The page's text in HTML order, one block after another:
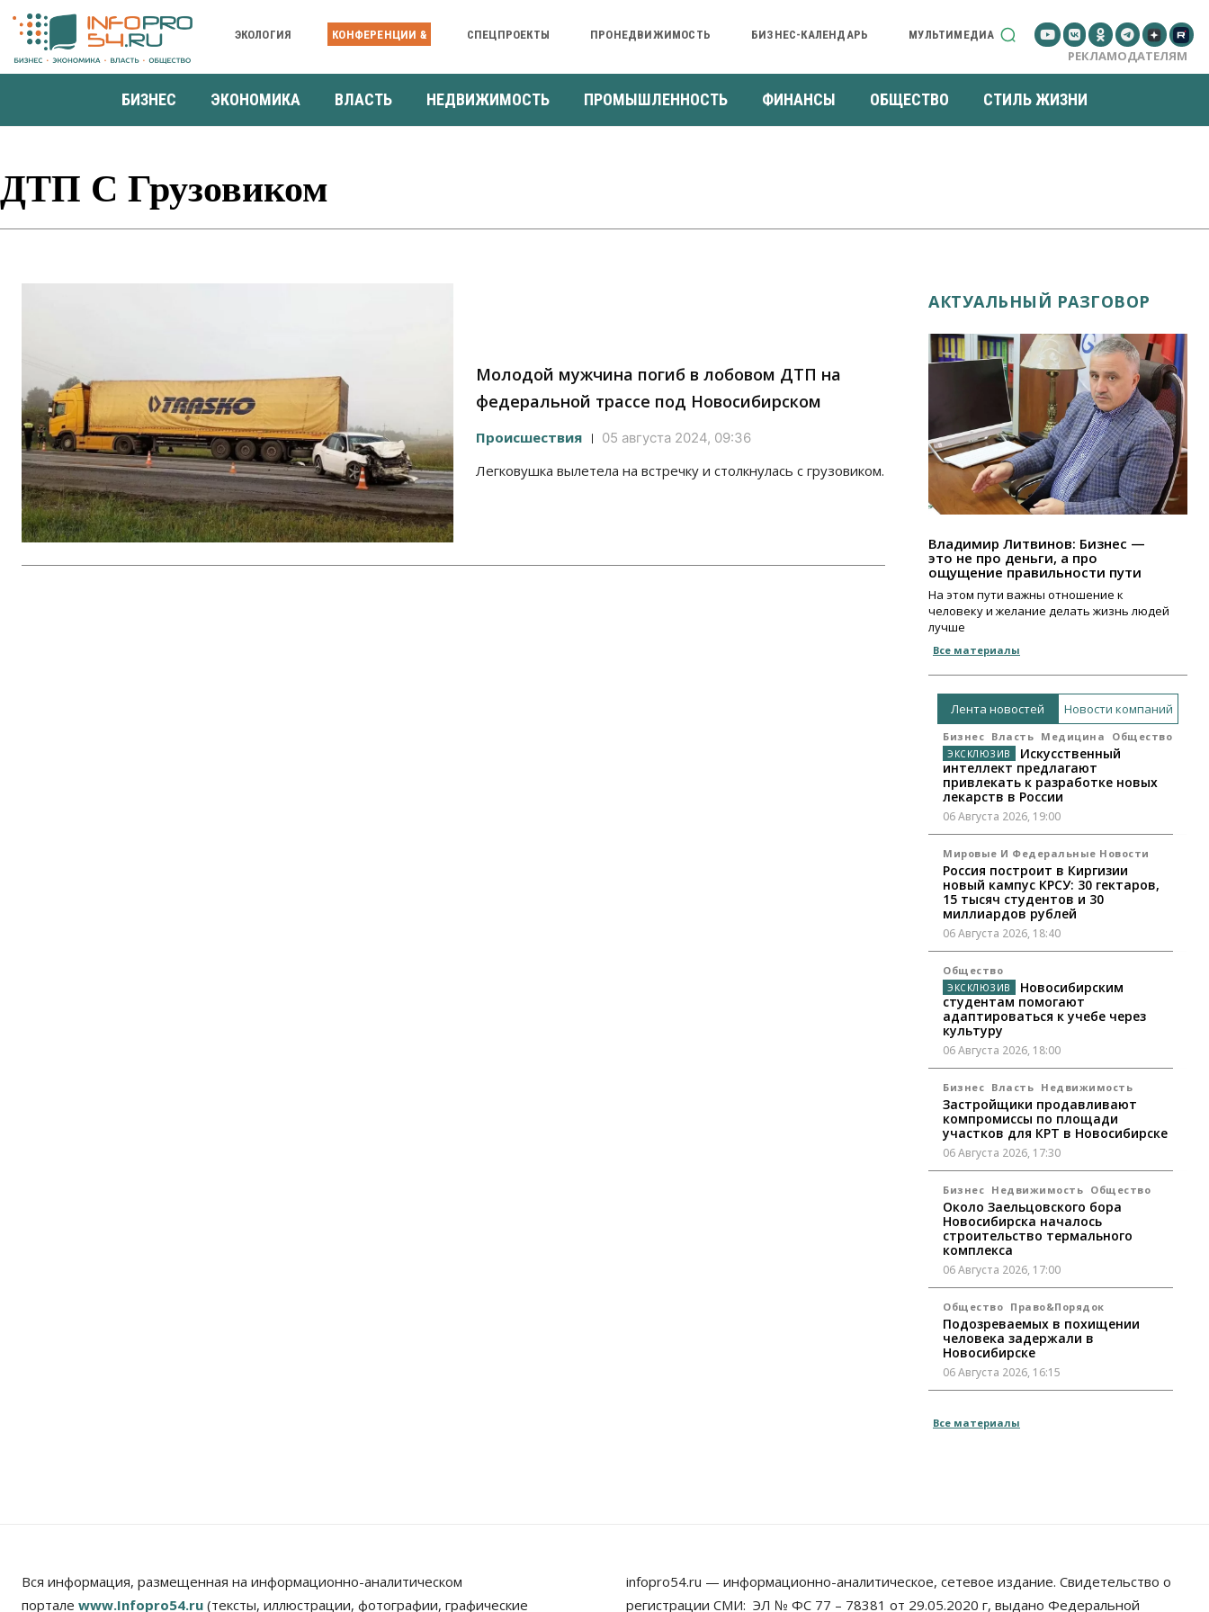
ЭКОЛОГИЯ КОНФЕРЕНЦИИ & СПЕЦПРОЕКТЫ ПРОНЕДВИЖИМОСТЬ БИЗНЕС-КАЛЕНДАРЬ МУЛЬТИМЕДИА
РЕКЛАМОДАТЕЛЯМ
БИЗНЕС ЭКОНОМИКА ВЛАСТЬ НЕДВИЖИМОСТЬ ПРОМЫШЛЕННОСТЬ ФИНАНСЫ ОБЩЕСТВО СТИЛЬ ЖИЗНИ
ДТП С Грузовиком
Молодой мужчина погиб в лобовом ДТП на
федеральной трассе под Новосибирском
Происшествия 05 августа 2024, 09:36
Легковушка вылетела на встречку и столкнулась с грузовиком.
АКТУАЛЬНЫЙ РАЗГОВОР
Владимир Литвинов: Бизнес —
это не про деньги, а про
ощущение правильности пути
На этом пути важны отношение к
человеку и желание делать жизнь людей
лучше
Все материалы
Лента новостей Новости компаний
Бизнес Власть Медицина Общество
Искусственный
интеллект предлагают
привлекать к разработке новых
лекарств в России
06 Августа 2026, 19:00
Мировые И Федеральные Новости
Россия построит в Киргизии
новый кампус КРСУ: 30 гектаров,
15 тысяч студентов и 30
миллиардов рублей
06 Августа 2026, 18:40
Общество
Новосибирским
студентам помогают
адаптироваться к учебе через
культуру
06 Августа 2026, 18:00
Бизнес Власть Недвижимость
Застройщики продавливают
компромиссы по площади
участков для КРТ в Новосибирске
06 Августа 2026, 17:30
Бизнес Недвижимость Общество
Около Заельцовского бора
Новосибирска началось
строительство термального
комплекса
06 Августа 2026, 17:00
Общество Право&Порядок
Подозреваемых в похищении
человека задержали в
Новосибирске
06 Августа 2026, 16:15
Пенсионеры старше 80 лет в
Власть
Все материалы
Вся информация, размещенная на информационно-аналитическом
портале www.Infopro54.ru (тексты, иллюстрации, фотографии, графические
infopro54.ru — информационно-аналитическое, сетевое издание. Свидетельство о
регистрации СМИ: ЭЛ № ФС 77 – 78381 от 29.05.2020 г, выдано Федеральной